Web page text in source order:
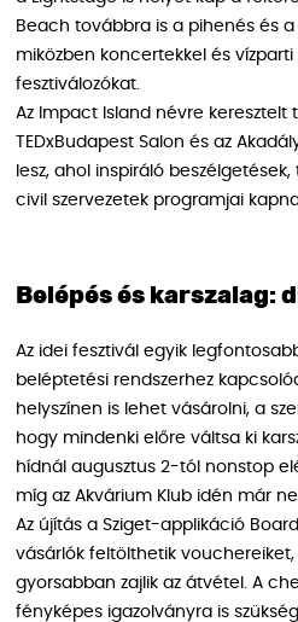
Beach továbbra is a pihenés és
miközben koncertekkel és vízparti
fesztiválozókat.
Az Impact Island névre keresztelt
TEDxBudapest Salon és az
lesz, ahol inspiráló
civil szervezetek programjai
Belépés és
Az idei fesztivál egyik
beléptetési rendszerhez
helyszínen is lehet vásárolni, a
hogy mindenki előre váltsa ki
hídnál augusztus 2-tól nonstop
míg az Akvárium Klub idén már
Az újítás a Sziget-applikáció
vásárlók feltölthetik vouchereiket,
gyorsabban zajlik az átvétel. A
fényképes igazolványra is